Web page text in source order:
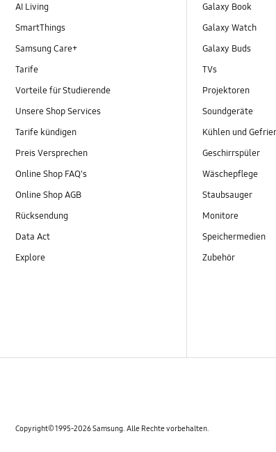
AI Living
SmartThings
Samsung Care+
Tarife
Vorteile für Studierende
Unsere Shop Services
Tarife kündigen
Preis Versprechen
Online Shop FAQ's
Online Shop AGB
Rücksendung
Data Act
Explore
Galaxy Book
Galaxy Watch
Galaxy Buds
TVs
Projektoren
Soundgeräte
Kühlen und
Geschirrspüler
Wäschepflege
Staubsauger
Monitore
Speichermedien
Zubehör
Copyright© 1995-2026 Samsung. Alle Rechte vorbehalten.